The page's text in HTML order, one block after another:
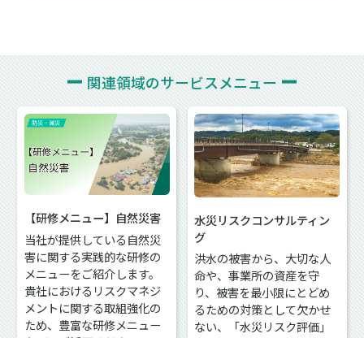
関連領域のサービスメニュー
【研修メニュー】自然災害
当社が提供している自然災
害に関する実践的な研修の
メニューをご紹介します。
貴社におけるリスクマネジ
メントに関する取組強化の
ため、豊富な研修メニュー
水災リスクコンサルティン
グ
洪水の被害から、大切な人
命や、事業所の資産を守
り、被害を最小限にとどめ
るための対策として欠かせ
ない、「水災リスク評価」